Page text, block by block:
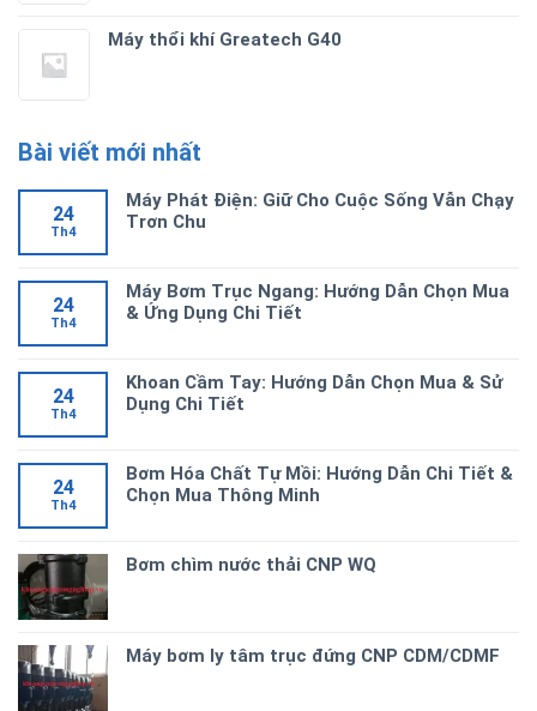
Máy thổi khí Greatech G40
Bài viết mới nhất
24
Th4
Máy Phát Điện: Giữ Cho Cuộc Sống Vẫn Chạy
Trơn Chu
24
Th4
Máy Bơm Trục Ngang: Hướng Dẫn Chọn Mua
& Ứng Dụng Chi Tiết
24
Th4
Khoan Cầm Tay: Hướng Dẫn Chọn Mua & Sử
Dụng Chi Tiết
24
Th4
Bơm Hóa Chất Tự Mồi: Hướng Dẫn Chi Tiết &
Chọn Mua Thông Minh
Bơm chìm nước thải CNP WQ
Máy bơm ly tâm trục đứng CNP CDM/CDMF